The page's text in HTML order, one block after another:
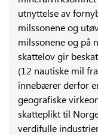
utnyttelse av
milssonene og
milssonene og på
skattelov gir
(12 nautiske mil
innebærer derfor
geografiske
skatteplikt til
verdifulle